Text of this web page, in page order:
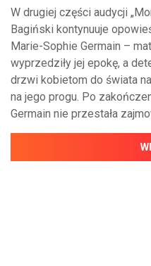
W drugiej części audycji
Bagiński kontynuuje
Marie-Sophie Germain –
wyprzedziły jej epokę, a
drzwi kobietom do świata
na jego progu. Po
Germain nie przestała